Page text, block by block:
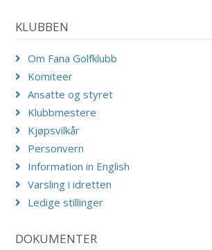
KLUBBEN
Om Fana Golfklubb
Komiteer
Ansatte og styret
Klubbmestere
Kjøpsvilkår
Personvern
Information in English
Varsling i idretten
Ledige stillinger
DOKUMENTER